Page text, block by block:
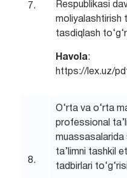
7.
Respublikasi
moliyalashtirish
tasdiqlash
Havola:
https://lex.uz/
8.
O‘rta va o‘rta
professional
muassasalarida
ta’limni tashkil
tadbirlari